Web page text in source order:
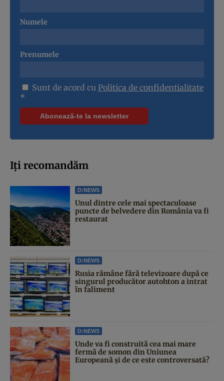
Numele
Prenumele
Sunt de acord cu Politica de confidentialitate
*
Iți recomandăm
D:NEWS
Unul dintre cele mai spectaculoase
puncte de belvedere din România va fi
restaurat
D:NEWS
Rusia rămâne fără televizoare după ce
singurul producător autohton a intrat
în faliment
D:NEWS
Unde va fi construită cea mai mare
fermă de somon din Uniunea
Europeană și de ce este controversată?